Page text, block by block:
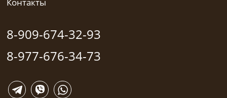
Контакты
8-909-674-32-93
8-977-676-34-73